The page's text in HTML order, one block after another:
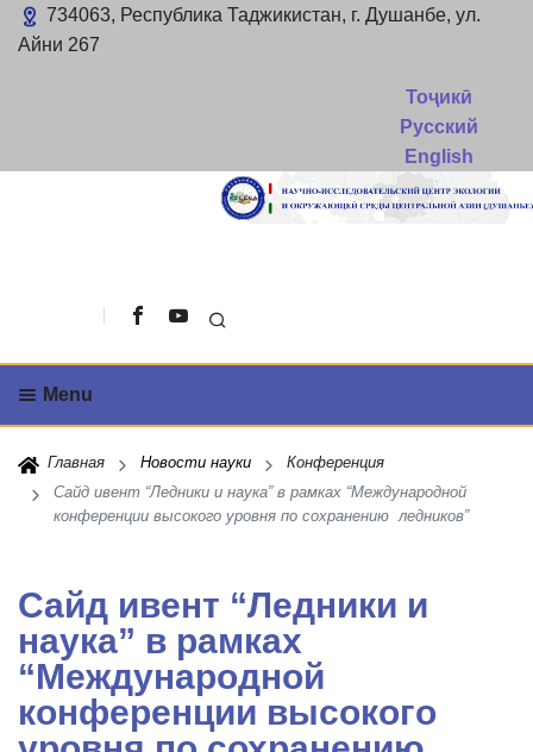
734063, Республика Таджикистан, г. Душанбе, ул.
Айни 267
Тоҷикӣ
Русский
English
Поиск
Menu
Главная Новости науки
Конференция
Сайд ивент “Ледники и наука” в рамках “Международной
конференции высокого уровня по сохранению ледников”
Сайд ивент “Ледники и
наука” в рамках
“Международной
конференции высокого